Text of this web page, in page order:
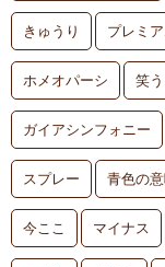
きゅうり プレミ
ホメオパーシ 笑う
ガイアシンフォニー
スプレー 青色の
今ここ マイナス